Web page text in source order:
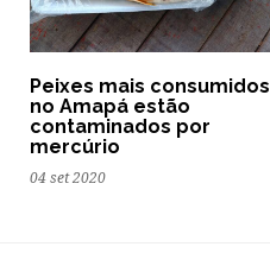
Peixes mais consumidos
no Amapá estão
contaminados por
mercúrio
04 set 2020